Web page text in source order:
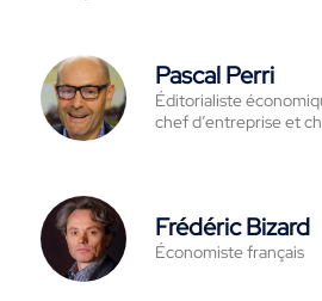
Pascal Perri
Éditorialiste
chef d’entreprise et
Frédéric Bizard
Économiste français